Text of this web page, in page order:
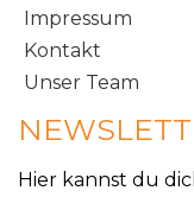
Impressum
Kontakt
Unser Team
Hier kannst du